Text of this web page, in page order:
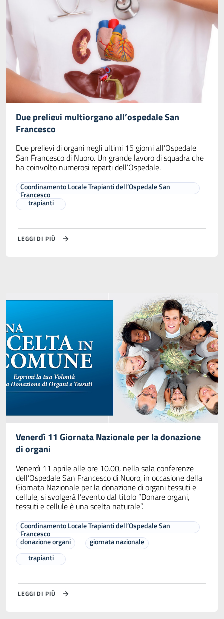
Due prelievi multiorgano all’ospedale San
Francesco
Due prelievi di organi negli ultimi 15 giorni all’Ospedale
San Francesco di Nuoro. Un grande lavoro di squadra che
ha coinvolto numerosi reparti dell’Ospedale.
Coordinamento Locale Trapianti dell’Ospedale San
Francesco
trapianti
LEGGI DI PIÙ
Venerdì 11 Giornata Nazionale per la donazione
di organi
Venerdì 11 aprile alle ore 10.00, nella sala conferenze
dell’Ospedale San Francesco di Nuoro, in occasione della
Giornata Nazionale per la donazione di organi tessuti e
cellule, si svolgerà l’evento dal titolo “Donare organi,
tessuti e cellule è una scelta naturale”.
Coordinamento Locale Trapianti dell’Ospedale San
Francesco
donazione organi
giornata nazionale
trapianti
LEGGI DI PIÙ